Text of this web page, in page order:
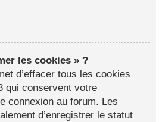
les cookies » ?
d’effacer tous les cookies
qui conservent votre
connexion au forum. Les
d’enregistrer le statut